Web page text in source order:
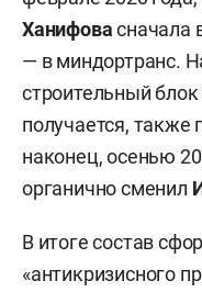
Ханифовасначала
— в миндортранс.
строительный
получается, также
наконец, осенью
органично сменил
В итоге состав
«антикризисного